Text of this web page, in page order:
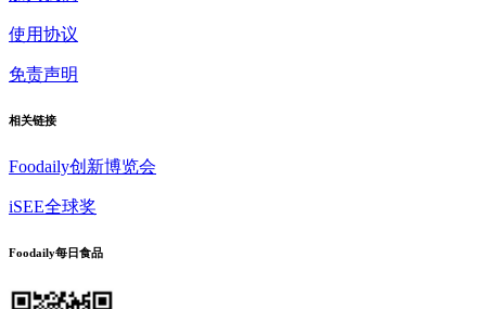
使用协议
免责声明
相关链接
Foodaily创新博览会
iSEE全球奖
Foodaily每日食品